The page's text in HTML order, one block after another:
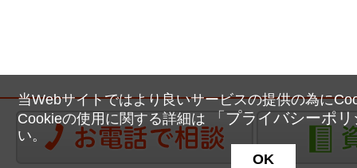
当Webサイトではより良いサービスの提供の為に
Cookieの使用に関する詳細は
「プライバシーポ
い。
OK